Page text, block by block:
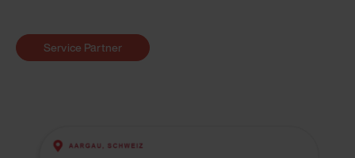
Service Partner